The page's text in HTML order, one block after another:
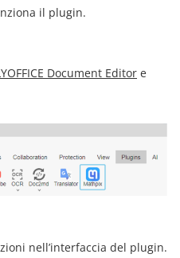
il plugin.
Document Editor e
nell’interfaccia del plugin.